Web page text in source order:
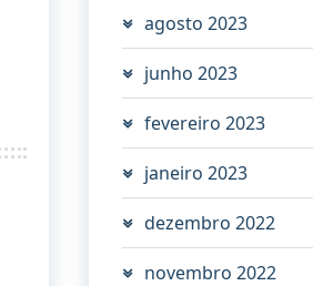
agosto 2023
junho 2023
fevereiro 2023
janeiro 2023
dezembro 2022
novembro 2022